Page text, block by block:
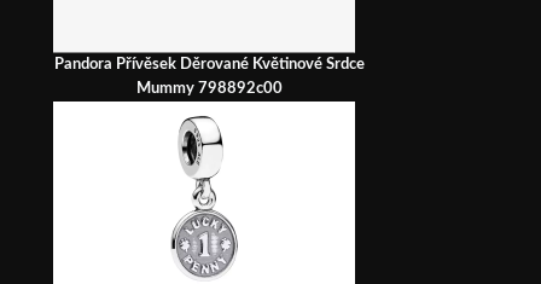
Pandora Přívěsek Děrované Květinové Srdce
Mummy 798892c00